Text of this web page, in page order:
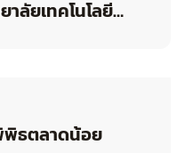
าลัยเทคโนโลยี
พิธตลาดน้อย